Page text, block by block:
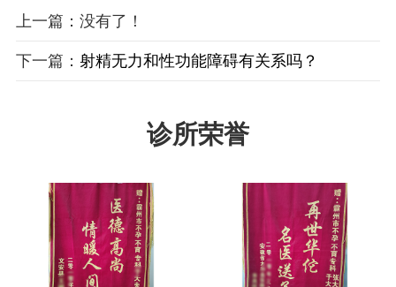
上一篇：没有了！
下一篇： 射精无力和性功能障碍有关系吗？
诊所荣誉